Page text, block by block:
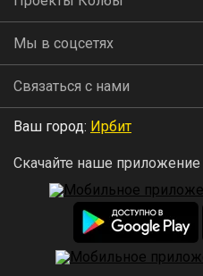
Мы в соцсетях
Связаться с нами
Ваш город: Ирбит
Скачайте наше приложение